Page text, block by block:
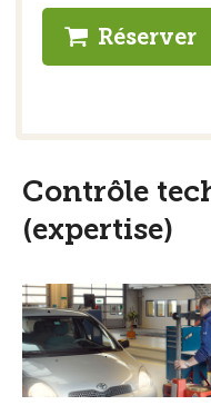
Réserver
Contrôle
(expertise)